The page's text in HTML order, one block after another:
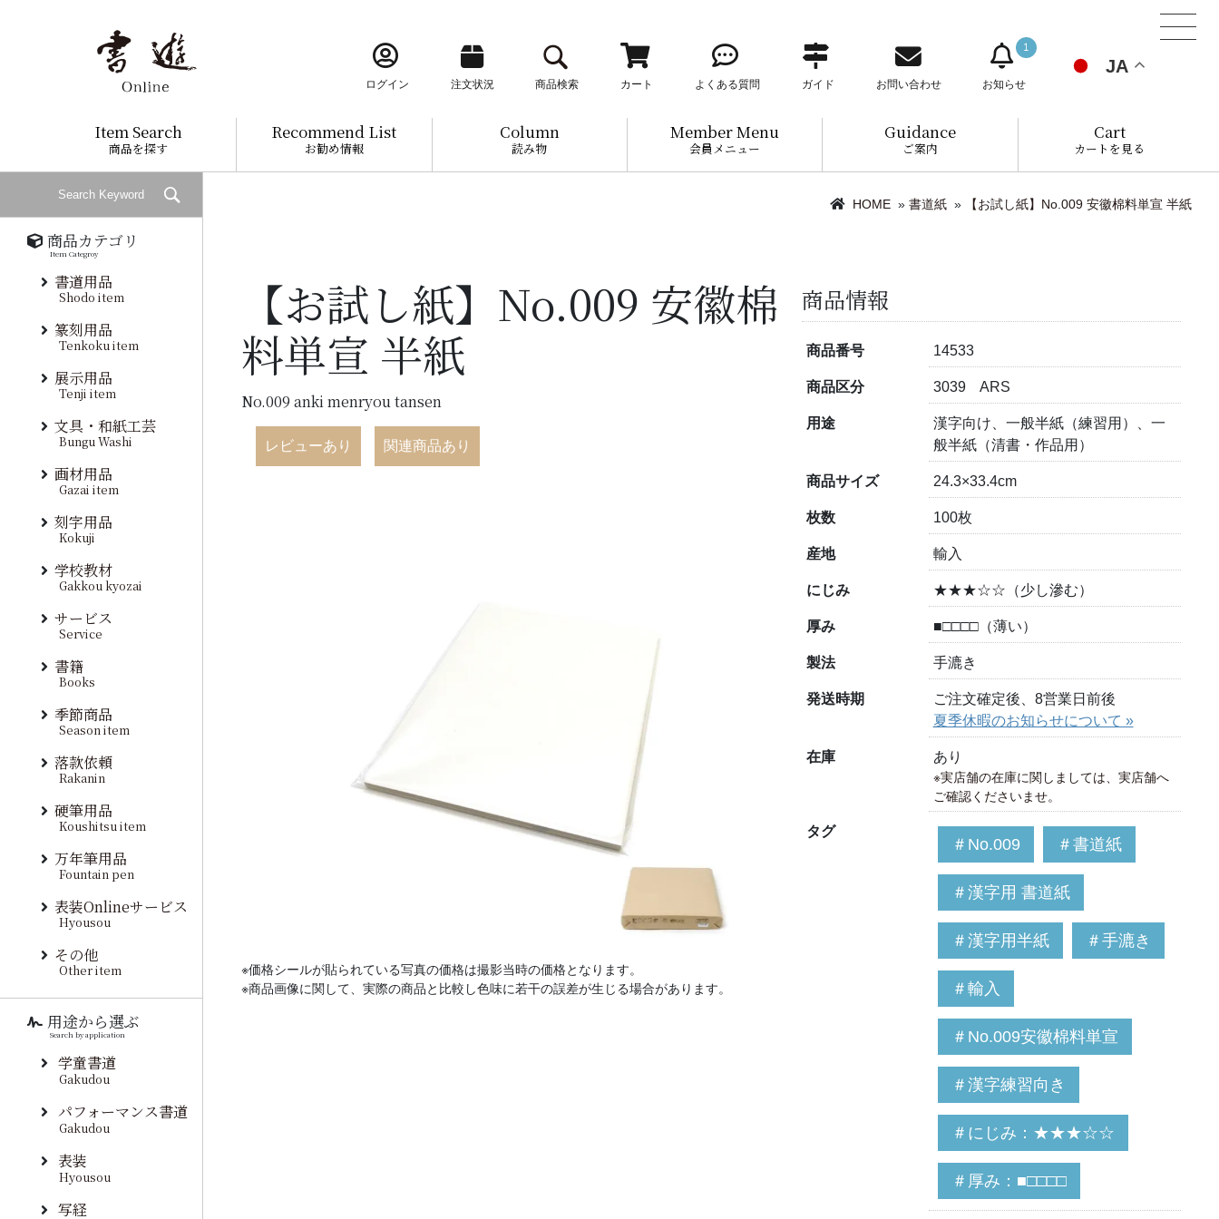
ログイン 注文状況 商品検索 カート よくある質問 ガイド お問い合わせ
1
お知らせ
JA
Item Search
商品を探す
Recommend List
お勧め情報
Column
読み物
Member Menu
会員メニュー
Guidance
ご案内
Cart
カートを見る
HOME » 書道紙 » 【お試し紙】No.009 安徽棉料単宣 半紙
【お試し紙】No.009 安徽棉
料単宣 半紙
No.009 anki menryou tansen
レビューあり 関連商品あり
※価格シールが貼られている写真の価格は撮影当時の価格となります。
※商品画像に関して、実際の商品と比較し色味に若干の誤差が生じる場合があります。
商品情報
商品番号 14533
商品区分 3039 ARS
用途
漢字向け、一般半紙（練習用）、一
般半紙（清書・作品用）
商品サイズ 24.3×33.4cm
枚数 100枚
産地 輸入
にじみ ★★★☆☆（少し滲む）
厚み ■□□□□（薄い）
製法 手漉き
発送時期
ご注文確定後、8営業日前後
夏季休暇のお知らせについて »
在庫 あり
※実店舗の在庫に関しましては、実店舗へ
ご確認くださいませ。
タグ
＃No.009 ＃書道紙
＃漢字用 書道紙
＃漢字用半紙 ＃手漉き
＃輸入
＃No.009安徽棉料単宣
＃漢字練習向き
＃にじみ：★★★☆☆
＃厚み：■□□□□
商品カテゴリ
Item Categroy
書道用品
Shodo item
篆刻用品
Tenkoku item
展示用品
Tenji item
文具・和紙工芸
Bungu Washi
画材用品
Gazai item
刻字用品
Kokuji
学校教材
Gakkou kyozai
サービス
Service
書籍
Books
季節商品
Season item
落款依頼
Rakanin
硬筆用品
Koushitsu item
万年筆用品
Fountain pen
表装Onlineサービス
Hyousou
その他
Other item
用途から選ぶ
Search by application
学童書道
Gakudou
パフォーマンス書道
Gakudou
表装
Hyousou
写経